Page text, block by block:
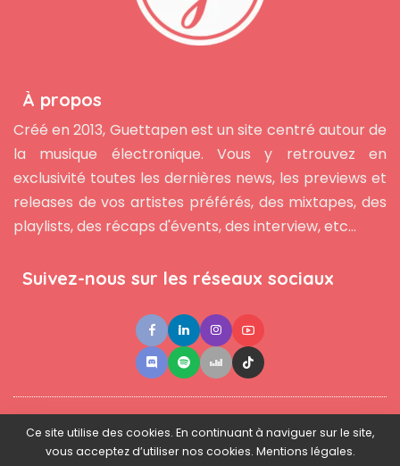
À propos
Créé en 2013, Guettapen est un site centré autour de
la musique électronique. Vous y retrouvez en
exclusivité toutes les dernières news, les previews et
releases de vos artistes préférés, des mixtapes, des
playlists, des récaps d'évents, des interview, etc...
Suivez-nous sur les réseaux sociaux
Contact ●Newsletter ● L'équipe ● Mentions légales
Ce site utilise des cookies. En continuant à naviguer sur le site,
vous acceptez d’utiliser nos cookies. Mentions légales.